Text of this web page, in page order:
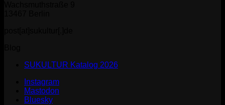
SUKULTUR Katalog 2026
Instagram
Mastodon
Bluesky